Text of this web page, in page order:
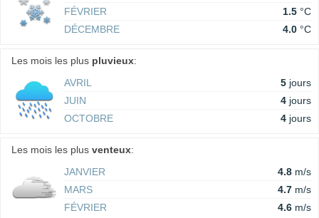
FÉVRIER
1.5 °C
DÉCEMBRE
4.0 °C
Les mois les plus pluvieux:
AVRIL
5 jours
JUIN
4 jours
OCTOBRE
4 jours
Les mois les plus venteux:
JANVIER
4.8 m/s
MARS
4.7 m/s
FÉVRIER
4.6 m/s